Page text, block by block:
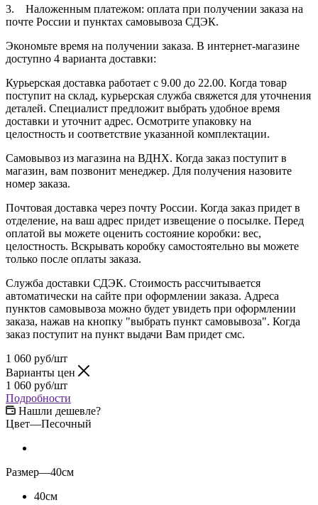
3. Наложенным платежом: оплата при получении заказа на
почте России и пунктах самовывоза СДЭК.
Экономьте время на получении заказа. В интернет-магазине
доступно 4 варианта доставки:
Курьерская доставка работает с 9.00 до 22.00. Когда товар
поступит на склад, курьерская служба свяжется для уточнения
деталей. Специалист предложит выбрать удобное время
доставки и уточнит адрес. Осмотрите упаковку на
целостность и соответствие указанной комплектации.
Самовывоз из магазина на ВДНХ. Когда заказ поступит в
магазин, вам позвонит менеджер. Для получения назовите
номер заказа.
Почтовая доставка через почту России. Когда заказ придет в
отделение, на ваш адрес придет извещение о посылке. Перед
оплатой вы можете оценить состояние коробки: вес,
целостность. Вскрывать коробку самостоятельно вы можете
только после оплаты заказа.
Служба доставки СДЭК. Стоимость рассчитывается
автоматически на сайте при оформлении заказа. Адреса
пунктов самовывоза можно будет увидеть при оформлении
заказа, нажав на кнопку "выбрать пункт самовывоза". Когда
заказ поступит на пункт выдачи Вам придет смс.
1 060 руб/шт
Варианты цен
1 060 руб/шт
Подробности
Нашли дешевле?
Цвет—Песочный
Размер—40см
40см